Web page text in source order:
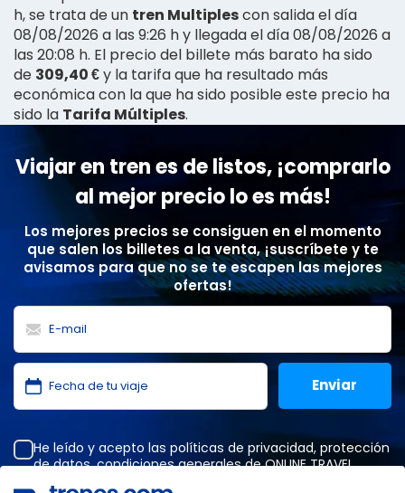
h, se trata de un tren Multiplescon salida el día
08/08/2026 a las 9:26 h y llegada el día 08/08/2026 a
las 20:08 h. El precio del billete más barato ha sido
de 309,40 €y la tarifa que ha resultado más
económica con la que ha sido posible este precio ha
sido la Tarifa Múltiples.
Viajar en tren es de listos, ¡comprarlo
al mejor precio lo es más!
Los mejores precios se consiguen en el momento
que salen los billetes a la venta, ¡suscríbete y te
avisamos para que no se te escapen las mejores
ofertas!
He leído y acepto las políticas de privacidad, protección
de datos,condiciones generalesde ONLINE TRAVEL